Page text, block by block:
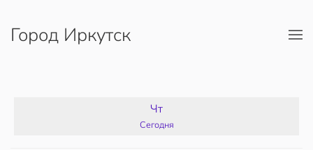
Перейти к содержимому
Город Иркутск
Чт
Сегодня